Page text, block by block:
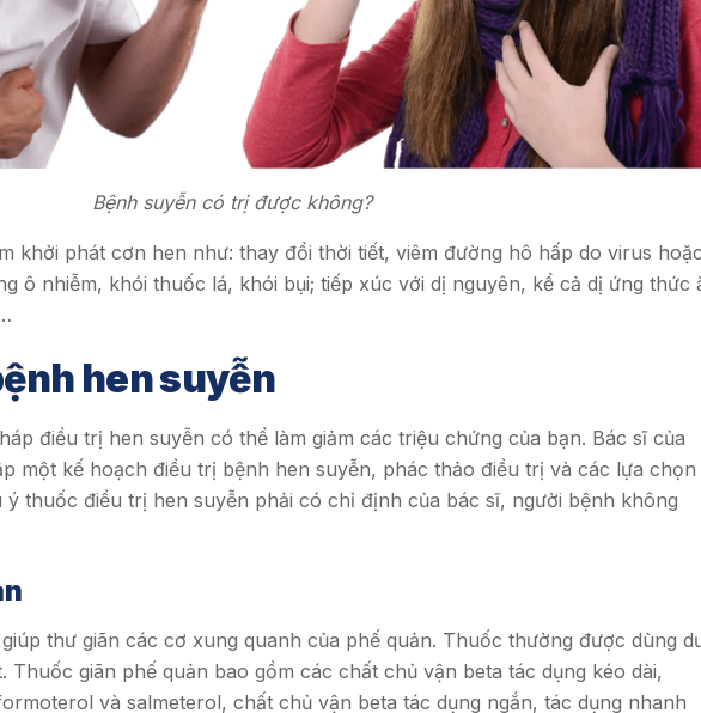
Bệnh suyễn có trị được không?
khởi phát cơn hen như: thay đổi thời tiết, viêm đường hô hấp do virus
ô nhiễm, khói thuốc lá, khói bụi; tiếp xúc với dị nguyên, kể cả dị ứng thức
hen suyễn
điều trị hen suyễn có thể làm giảm các triệu chứng của bạn. Bác sĩ của
một kế hoạch điều trị bệnh hen suyễn, phác thảo điều trị và các lựa chọn
thuốc điều trị hen suyễn phải có chỉ định của bác sĩ, người bệnh không
thư giãn các cơ xung quanh của phế quản. Thuốc thường được dùng
Thuốc giãn phế quản bao gồm các chất chủ vận beta tác dụng kéo dài,
và salmeterol, chất chủ vận beta tác dụng ngắn, tác dụng nhanh